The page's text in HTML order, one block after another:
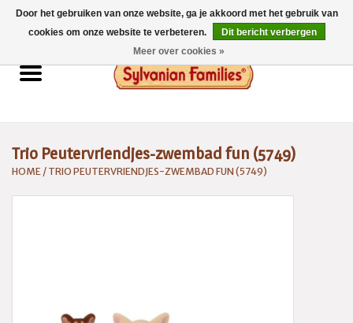
0 Artikelen - €0,00
Home
Catalogus 2026
Trio Peutervriendjes-zwembad fun (5749)
HOME / TRIO PEUTERVRIENDJES-ZWEMBAD FUN (5749)
Door het gebruiken van onze website, ga je akkoord met het gebruik van
cookies om onze website te verbeteren.
Dit bericht verbergen
Meer over cookies »